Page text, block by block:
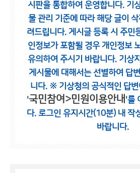
시판을 통합하여 운영합니다. 기
물 관리 기준에 따라 해당 글이
려드립니다. 게시글 등록 시 주민
인정보가 포함될 경우 개인정보
유의하여 주시기 바랍니다. 기상
게시물에 대해서는 선별하여 답
니다. ※ 기상청의 공식적인 답
'국민참여>민원이용안내 '를
다. 로그인 유지시간(10분) 내 작
바랍니다.